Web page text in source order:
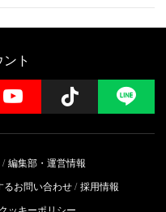
ト
YouTube Follow
編集部・運営情報
るお問い合わせ 採用情報
クッキーポリシー